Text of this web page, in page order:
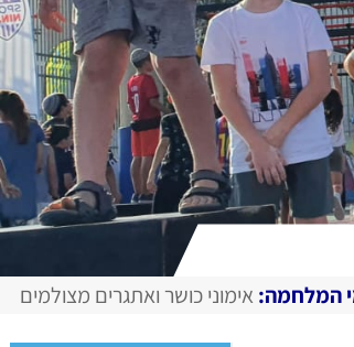
ואתגרים מצולמים, מגזין דיגיטלי בחירום